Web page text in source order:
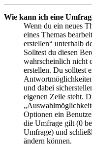
Wie kann ich eine
Wenn du ein neues
eines Themas
erstellen“ unterhalb
Solltest du diesen
wahrscheinlich nicht
erstellen. Du solltest
und dabei
eigenen Zeile steht.
Optionen ein
die Umfrage gilt (0
Umfrage) und
ändern können.